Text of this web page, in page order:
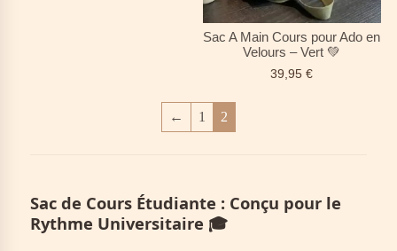
Sac A Main Cours pour Ado en
Velours – Vert 💚
39,95€
← 1 2
Sac de Cours Étudiante : Conçu pour le
Rythme Universitaire 🎓